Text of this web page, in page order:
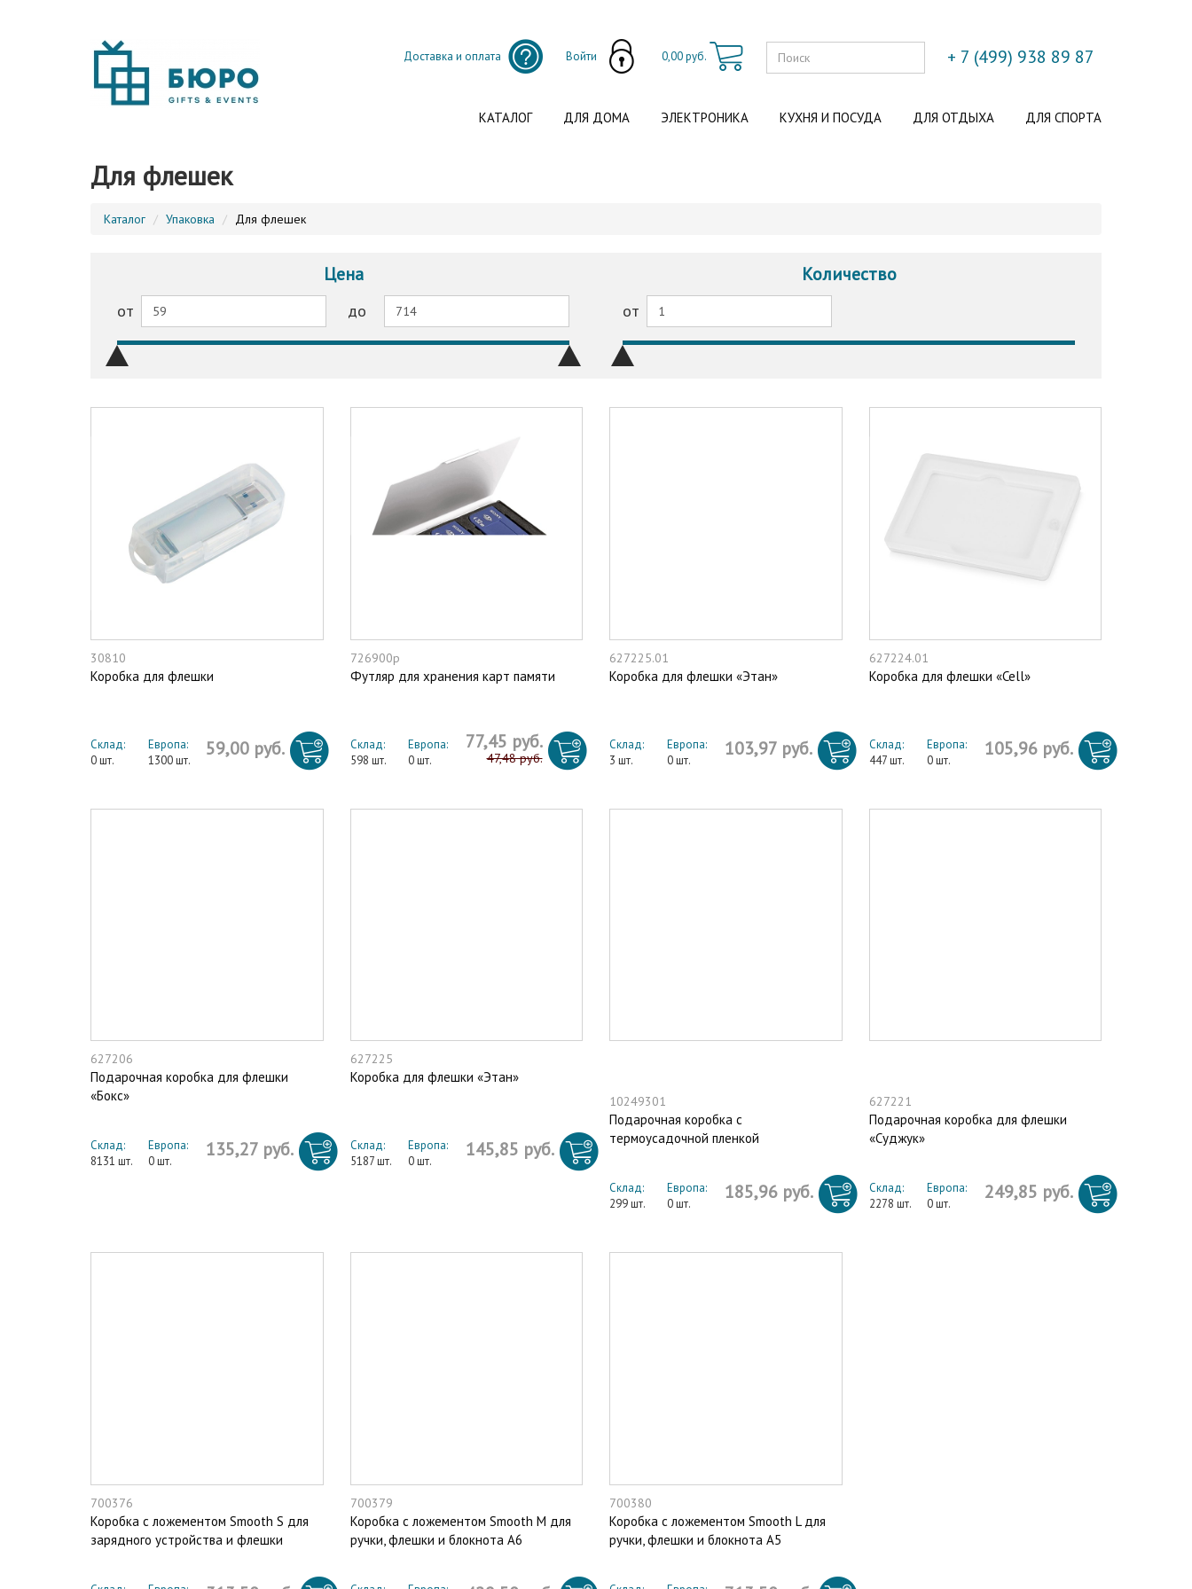
Доставка и оплата Войти 0,00 руб. + 7 (499) 938 89 87
КАТАЛОГ ДЛЯ ДОМА ЭЛЕКТРОНИКА КУХНЯ И ПОСУДА ДЛЯ ОТДЫХА ДЛЯ СПОРТА
Для флешек
Каталог Упаковка Для флешек
Цена
от до
Количество
от
30810
Коробка для флешки
Склад:
0 шт.
Европа:
1300 шт.
59,00 руб.
726900p
Футляр для хранения карт памяти
Склад:
598 шт.
Европа:
0 шт.
77,45 руб.
47,48 руб.
627225.01
Коробка для флешки «Этан»
Склад:
3 шт.
Европа:
0 шт.
103,97 руб.
627224.01
Коробка для флешки «Cell»
Склад:
447 шт.
Европа:
0 шт.
105,96 руб.
627206
Подарочная коробка для флешки
«Бокс»
Склад:
8131 шт.
Европа:
0 шт.
135,27 руб.
627225
Коробка для флешки «Этан»
Склад:
5187 шт.
Европа:
0 шт.
145,85 руб.
10249301
Подарочная коробка с
термоусадочной пленкой
Склад:
299 шт.
Европа:
0 шт.
185,96 руб.
627221
Подарочная коробка для флешки
«Суджук»
Склад:
2278 шт.
Европа:
0 шт.
249,85 руб.
700376
Коробка с ложементом Smooth S для
зарядного устройства и флешки
700379
Коробка с ложементом Smooth M для
ручки, флешки и блокнота А6
700380
Коробка с ложементом Smooth L для
ручки, флешки и блокнота А5